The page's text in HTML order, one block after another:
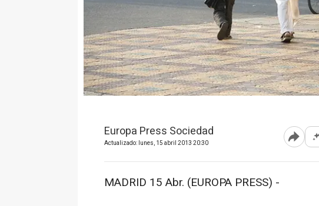
Europa Press Sociedad
Actualizado: lunes, 15 abril 2013 20:30 Abrir
MADRID 15 Abr. (EUROPA PRESS) -